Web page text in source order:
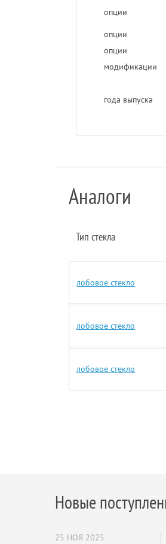
опции
опции
опции
модификации
года выпуска
Аналоги
Тип стекла
лобовое стекло
лобовое стекло
лобовое стекло
Новые
25 НОЯ 2025